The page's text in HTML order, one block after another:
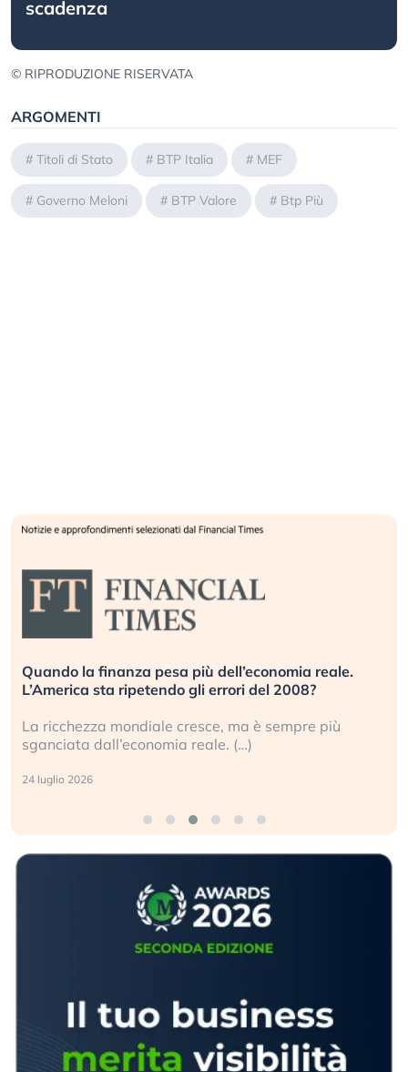
scadenza
© RIPRODUZIONE RISERVATA
ARGOMENTI
# Titoli di Stato # BTP Italia # MEF
# Governo Meloni # BTP Valore # Btp Più
Quando la finanza pesa più dell’economia reale.
L’America sta ripetendo gli errori del 2008?
La ricchezza mondiale cresce, ma è sempre più
sganciata dall’economia reale. (…)
24 luglio 2026